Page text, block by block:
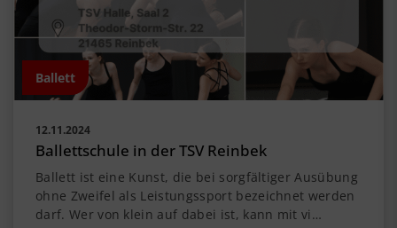
Ballett
12.11.2024
Ballettschule in der TSV Reinbek
Ballett ist eine Kunst, die bei sorgfältiger Ausübung
ohne Zweifel als Leistungssport bezeichnet werden
darf. Wer von klein auf dabei ist, kann mit vi…